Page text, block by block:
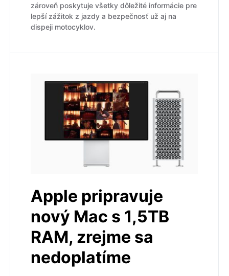
zároveň poskytuje všetky dôležité informácie pre
lepší zážitok z jazdy a bezpečnosť už aj na
dispeji motocyklov.
Apple pripravuje
nový Mac s 1,5TB
RAM, zrejme sa
nedoplatíme